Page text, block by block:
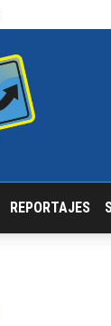
REPORTAJES